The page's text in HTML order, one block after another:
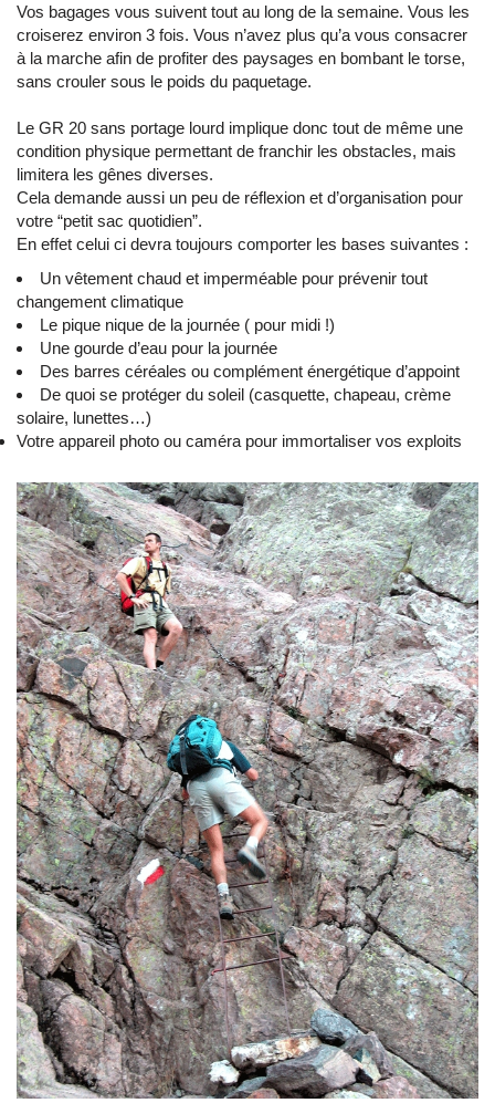
Vos bagages vous suivent tout au long de la semaine. Vous les
croiserez environ 3 fois. Vous n’avez plus qu’a vous consacrer
à la marche afin de profiter des paysages en bombant le torse,
sans crouler sous le poids du paquetage.
Le GR 20 sans portage lourd implique donc tout de même une
condition physique permettant de franchir les obstacles, mais
limitera les gênes diverses.
Cela demande aussi un peu de réflexion et d’organisation pour
votre “petit sac quotidien”.
En effet celui ci devra toujours comporter les bases suivantes :
Un vêtement chaud et imperméable pour prévenir tout
changement climatique
Le pique nique de la journée ( pour midi !)
Une gourde d’eau pour la journée
Des barres céréales ou complément énergétique d’appoint
De quoi se protéger du soleil (casquette, chapeau, crème
solaire, lunettes…)
Votre appareil photo ou caméra pour immortaliser vos exploits